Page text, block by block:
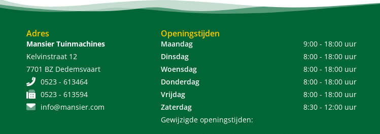
Adres
Mansier Tuinmachines
Kelvinstraat 12
7701 BZ Dedemsvaart
0523 - 613464
0523 - 613594
info@mansier.com
Openingstijden
Maandag
9:00 - 18:00 uur
Dinsdag
8:00 - 18:00 uur
Woensdag
8:00 - 18:00 uur
Donderdag
8:00 - 18:00 uur
Vrijdag
8:00 - 18:00 uur
Zaterdag
8:30 - 12:00 uur
Gewijzigde openingstijden: